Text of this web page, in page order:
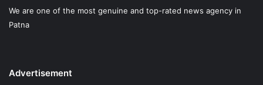
We are one of the most genuine and top-rated news agency in
Patna
Advertisement